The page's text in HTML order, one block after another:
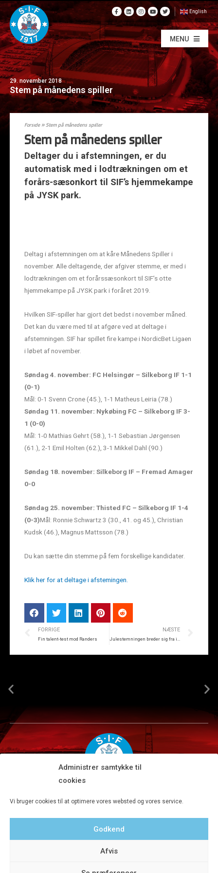
Administrer samtykke til
cookies
Vi bruger cookies til at optimere vores websted og vores service.
Godkend
Afvis
English
MENU
29. november 2018
Stem på månedens spiller
Forside»Stem på månedens spiller
Stem på månedens spiller
Deltager du i afstemningen, er du
automatisk med i lodtrækningen om et
forårs-sæsonkort til SIF’s hjemmekampe
på JYSK park.
Deltag i afstemningen om at kåre Månedens Spiller i
november. Alle deltagende, der afgiver stemme, er med i
lodtrækningen om et forårssæsonkort til SIF’s otte
hjemmekampe på JYSK park i foråret 2019.
Hvilken SIF-spiller har gjort det bedst i november måned.
Det kan du være med til at afgøre ved at deltage i
afstemningen. SIF har spillet fire kampe i NordicBet Ligaen
i løbet af november.
Søndag 4. november: FC Helsingør – Silkeborg IF 1-1
(0-1)
Mål: 0-1 Svenn Crone (45.), 1-1 Matheus Leiria (78.)
Søndag 11. november: Nykøbing FC – Silkeborg IF 3-
1 (0-0)
Mål: 1-0 Mathias Gehrt (58.), 1-1 Sebastian Jørgensen
(61.), 2-1 Emil Holten (62.), 3-1 Mikkel Dahl (90.)
Søndag 18. november: Silkeborg IF – Fremad Amager
0-0
Søndag 25. november: Thisted FC – Silkeborg IF 1-4
(0-3)Mål: Ronnie Schwartz 3 (30., 41. og 45.), Christian
Kudsk (46.), Magnus Mattsson (78.)
Du kan sætte din stemme på fem forskellige kandidater.
Klik her for at deltage i afstemingen.
FORRIGE
Fin talent-test mod Randers
NÆSTE